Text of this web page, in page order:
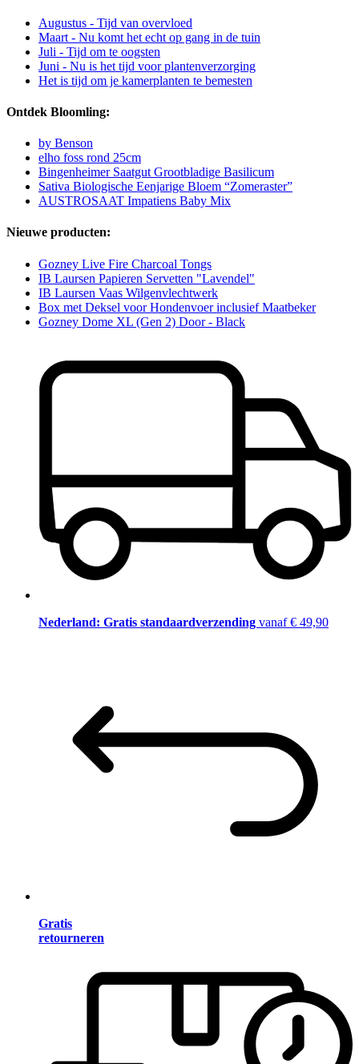
Augustus - Tijd van overvloed
Maart - Nu komt het echt op gang in de tuin
Juli - Tijd om te oogsten
Juni - Nu is het tijd voor plantenverzorging
Het is tijd om je kamerplanten te bemesten
Ontdek Bloomling:
by Benson
elho foss rond 25cm
Bingenheimer Saatgut Grootbladige Basilicum
Sativa Biologische Eenjarige Bloem “Zomeraster”
AUSTROSAAT Impatiens Baby Mix
Nieuwe producten:
Gozney Live Fire Charcoal Tongs
IB Laursen Papieren Servetten "Lavendel"
IB Laursen Vaas Wilgenvlechtwerk
Box met Deksel voor Hondenvoer inclusief Maatbeker
Gozney Dome XL (Gen 2) Door - Black
Nederland: Gratis standaardverzending vanaf € 49,90
Gratis
retourneren